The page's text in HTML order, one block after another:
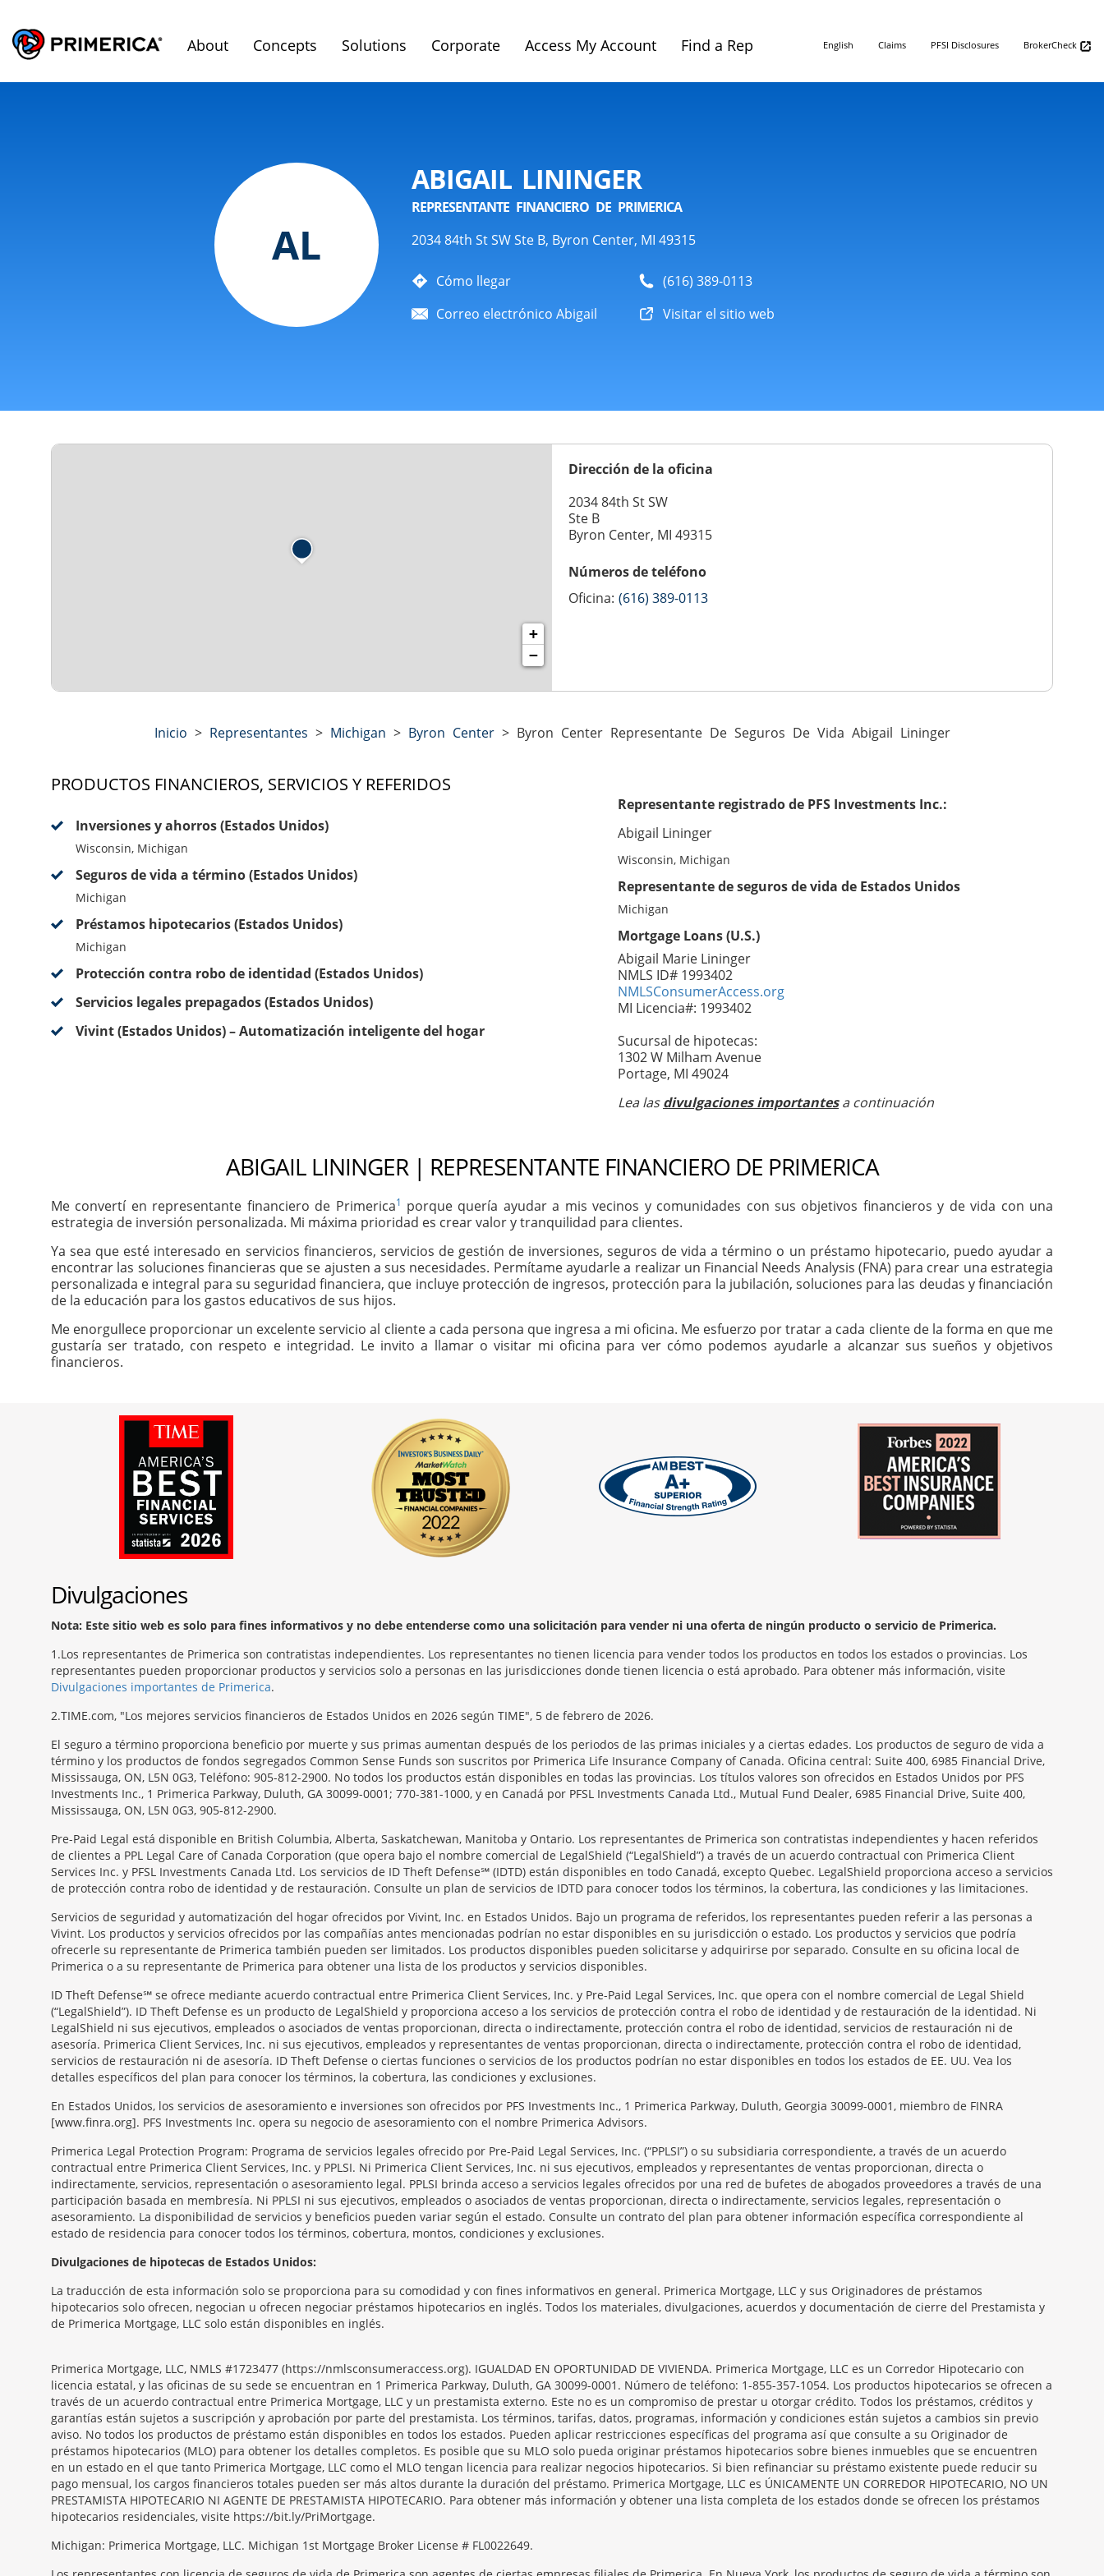
About Concepts Solutions Corporate Access My Account Find a Rep English Claims PFSI Disclosures BrokerCheck
AL
ABIGAIL LININGER
REPRESENTANTE FINANCIERO DE PRIMERICA
2034 84th St SW Ste B, Byron Center, MI 49315
Cómo llegar
Correo electrónico Abigail
(616) 389-0113
Visitar el sitio web
+
−
Dirección de la oficina
2034 84th St SW
Ste B
Byron Center, MI 49315
Números de teléfono
Oficina: (616) 389-0113
Inicio > Representantes > Michigan > Byron Center> Byron Center Representante De Seguros De Vida Abigail Lininger
PRODUCTOS FINANCIEROS, SERVICIOS Y REFERIDOS
Inversiones y ahorros (Estados Unidos)
Wisconsin, Michigan
Seguros de vida a término (Estados Unidos)
Michigan
Préstamos hipotecarios (Estados Unidos)
Michigan
Protección contra robo de identidad (Estados Unidos)
Servicios legales prepagados (Estados Unidos)
Vivint (Estados Unidos) – Automatización inteligente del hogar
Representante registrado de PFS Investments Inc.:
Abigail Lininger
Wisconsin, Michigan
Representante de seguros de vida de Estados Unidos
Michigan
Mortgage Loans (U.S.)
Abigail Marie Lininger
NMLS ID# 1993402
NMLSConsumerAccess.org
MI Licencia#: 1993402
Sucursal de hipotecas:
1302 W Milham Avenue
Portage, MI 49024
Lea lasdivulgaciones importantesa continuación
ABIGAIL LININGER | REPRESENTANTE FINANCIERO DE PRIMERICA
Me convertí en representante financiero de Primerica1 porque quería ayudar a mis vecinos y comunidades con sus objetivos financieros y de vida con una
estrategia de inversión personalizada. Mi máxima prioridad es crear valor y tranquilidad para clientes.
Ya sea que esté interesado en servicios financieros, servicios de gestión de inversiones, seguros de vida a término o un préstamo hipotecario, puedo ayudar a
encontrar las soluciones financieras que se ajusten a sus necesidades. Permítame ayudarle a realizar un Financial Needs Analysis (FNA) para crear una estrategia
personalizada e integral para su seguridad financiera, que incluye protección de ingresos, protección para la jubilación, soluciones para las deudas y financiación
de la educación para los gastos educativos de sus hijos.
Me enorgullece proporcionar un excelente servicio al cliente a cada persona que ingresa a mi oficina. Me esfuerzo por tratar a cada cliente de la forma en que me
gustaría ser tratado, con respeto e integridad. Le invito a llamar o visitar mi oficina para ver cómo podemos ayudarle a alcanzar sus sueños y objetivos
financieros.
Divulgaciones
Nota: Este sitio web es solo para fines informativos y no debe entenderse como una solicitación para vender ni una oferta de ningún producto o servicio de Primerica.
1 Los representantes de Primerica son contratistas independientes. Los representantes no tienen licencia para vender todos los productos en todos los estados o provincias. Los
representantes pueden proporcionar productos y servicios solo a personas en las jurisdicciones donde tienen licencia o está aprobado. Para obtener más información, visite
Divulgaciones importantes de Primerica.
2 TIME.com, "Los mejores servicios financieros de Estados Unidos en 2026 según TIME", 5 de febrero de 2026.
El seguro a término proporciona beneficio por muerte y sus primas aumentan después de los periodos de las primas iniciales y a ciertas edades. Los productos de seguro de vida a
término y los productos de fondos segregados Common Sense Funds son suscritos por Primerica Life Insurance Company of Canada. Oficina central: Suite 400, 6985 Financial Drive,
Mississauga, ON, L5N 0G3, Teléfono: 905-812-2900. No todos los productos están disponibles en todas las provincias. Los títulos valores son ofrecidos en Estados Unidos por PFS
Investments Inc., 1 Primerica Parkway, Duluth, GA 30099-0001; 770-381-1000, y en Canadá por PFSL Investments Canada Ltd., Mutual Fund Dealer, 6985 Financial Drive, Suite 400,
Mississauga, ON, L5N 0G3, 905-812-2900.
Pre-Paid Legal está disponible en British Columbia, Alberta, Saskatchewan, Manitoba y Ontario. Los representantes de Primerica son contratistas independientes y hacen referidos
de clientes a PPL Legal Care of Canada Corporation (que opera bajo el nombre comercial de LegalShield (“LegalShield”) a través de un acuerdo contractual con Primerica Client
Services Inc. y PFSL Investments Canada Ltd. Los servicios de ID Theft Defense℠ (IDTD) están disponibles en todo Canadá, excepto Quebec. LegalShield proporciona acceso a servicios
de protección contra robo de identidad y de restauración. Consulte un plan de servicios de IDTD para conocer todos los términos, la cobertura, las condiciones y las limitaciones.
Servicios de seguridad y automatización del hogar ofrecidos por Vivint, Inc. en Estados Unidos. Bajo un programa de referidos, los representantes pueden referir a las personas a
Vivint. Los productos y servicios ofrecidos por las compañías antes mencionadas podrían no estar disponibles en su jurisdicción o estado. Los productos y servicios que podría
ofrecerle su representante de Primerica también pueden ser limitados. Los productos disponibles pueden solicitarse y adquirirse por separado. Consulte en su oficina local de
Primerica o a su representante de Primerica para obtener una lista de los productos y servicios disponibles.
ID Theft Defense℠ se ofrece mediante acuerdo contractual entre Primerica Client Services, Inc. y Pre-Paid Legal Services, Inc. que opera con el nombre comercial de Legal Shield
(“LegalShield”). ID Theft Defense es un producto de LegalShield y proporciona acceso a los servicios de protección contra el robo de identidad y de restauración de la identidad. Ni
LegalShield ni sus ejecutivos, empleados o asociados de ventas proporcionan, directa o indirectamente, protección contra el robo de identidad, servicios de restauración ni de
asesoría. Primerica Client Services, Inc. ni sus ejecutivos, empleados y representantes de ventas proporcionan, directa o indirectamente, protección contra el robo de identidad,
servicios de restauración ni de asesoría. ID Theft Defense o ciertas funciones o servicios de los productos podrían no estar disponibles en todos los estados de EE. UU. Vea los
detalles específicos del plan para conocer los términos, la cobertura, las condiciones y exclusiones.
En Estados Unidos, los servicios de asesoramiento e inversiones son ofrecidos por PFS Investments Inc., 1 Primerica Parkway, Duluth, Georgia 30099-0001, miembro de FINRA
[www.finra.org]. PFS Investments Inc. opera su negocio de asesoramiento con el nombre Primerica Advisors.
Primerica Legal Protection Program: Programa de servicios legales ofrecido por Pre-Paid Legal Services, Inc. (“PPLSI”) o su subsidiaria correspondiente, a través de un acuerdo
contractual entre Primerica Client Services, Inc. y PPLSI. Ni Primerica Client Services, Inc. ni sus ejecutivos, empleados y representantes de ventas proporcionan, directa o
indirectamente, servicios, representación o asesoramiento legal. PPLSI brinda acceso a servicios legales ofrecidos por una red de bufetes de abogados proveedores a través de una
participación basada en membresía. Ni PPLSI ni sus ejecutivos, empleados o asociados de ventas proporcionan, directa o indirectamente, servicios legales, representación o
asesoramiento. La disponibilidad de servicios y beneficios pueden variar según el estado. Consulte un contrato del plan para obtener información específica correspondiente al
estado de residencia para conocer todos los términos, cobertura, montos, condiciones y exclusiones.
Morgage
Section
Divulgaciones de hipotecas de Estados Unidos:
La traducción de esta información solo se proporciona para su comodidad y con fines informativos en general. Primerica Mortgage, LLC y sus Originadores de préstamos
hipotecarios solo ofrecen, negocian u ofrecen negociar préstamos hipotecarios en inglés. Todos los materiales, divulgaciones, acuerdos y documentación de cierre del Prestamista y
de Primerica Mortgage, LLC solo están disponibles en inglés.
Primerica Mortgage, LLC, NMLS #1723477 (https://nmlsconsumeraccess.org). IGUALDAD EN OPORTUNIDAD DE VIVIENDA. Primerica Mortgage, LLC es un Corredor Hipotecario con
licencia estatal, y las oficinas de su sede se encuentran en 1 Primerica Parkway, Duluth, GA 30099-0001. Número de teléfono: 1-855-357-1054. Los productos hipotecarios se ofrecen a
través de un acuerdo contractual entre Primerica Mortgage, LLC y un prestamista externo. Este no es un compromiso de prestar u otorgar crédito. Todos los préstamos, créditos y
garantías están sujetos a suscripción y aprobación por parte del prestamista. Los términos, tarifas, datos, programas, información y condiciones están sujetos a cambios sin previo
aviso. No todos los productos de préstamo están disponibles en todos los estados. Pueden aplicar restricciones específicas del programa así que consulte a su Originador de
préstamos hipotecarios (MLO) para obtener los detalles completos. Es posible que su MLO solo pueda originar préstamos hipotecarios sobre bienes inmuebles que se encuentren
en un estado en el que tanto Primerica Mortgage, LLC como el MLO tengan licencia para realizar negocios hipotecarios. Si bien refinanciar su préstamo existente puede reducir su
pago mensual, los cargos financieros totales pueden ser más altos durante la duración del préstamo. Primerica Mortgage, LLC es ÚNICAMENTE UN CORREDOR HIPOTECARIO, NO UN
PRESTAMISTA HIPOTECARIO NI AGENTE DE PRESTAMISTA HIPOTECARIO. Para obtener más información y obtener una lista completa de los estados donde se ofrecen los préstamos
hipotecarios residenciales, visite https://bit.ly/PriMortgage.
Michigan: Primerica Mortgage, LLC. Michigan 1st Mortgage Broker License # FL0022649.